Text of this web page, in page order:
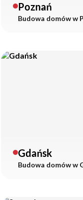
Poznań
Budowa domów w
Gdańsk
Budowa domów w